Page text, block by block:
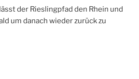
der Rieslingpfad den Rhein und
um danach wieder zurück zu